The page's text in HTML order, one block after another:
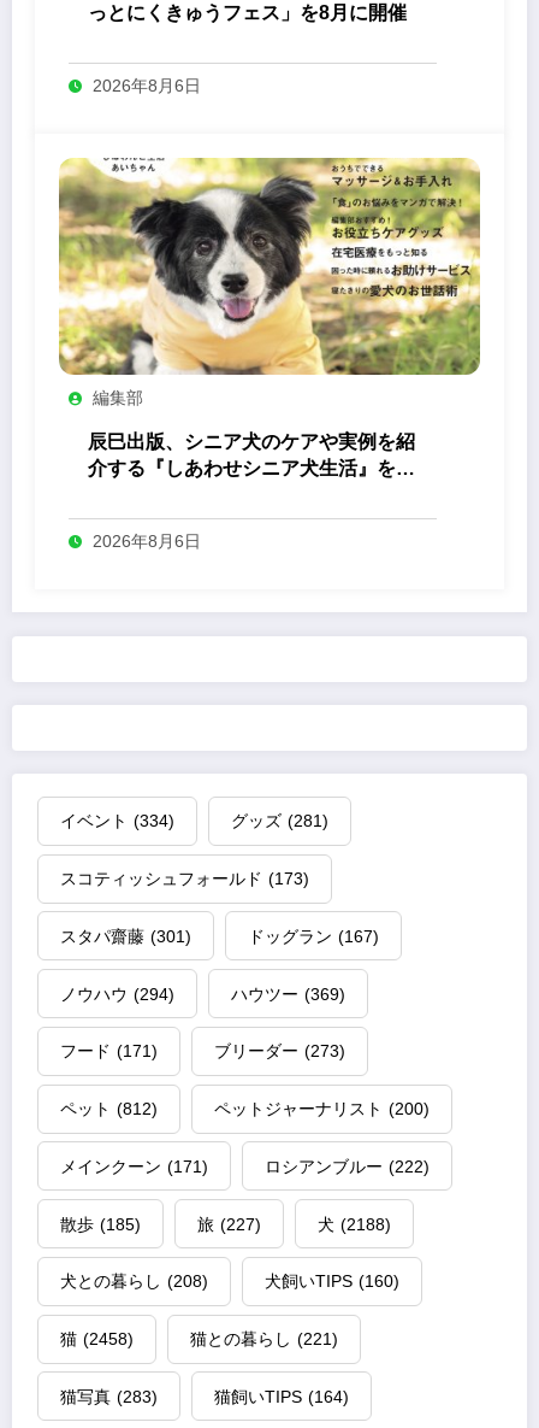
っとにくきゅうフェス」を8月に開催
2026年8月6日
編集部
辰巳出版、シニア犬のケアや実例を紹
介する『しあわせシニア犬生活』を発
2026年8月6日
イベント (334) グッズ (281)
スコティッシュフォールド (173)
スタパ齋藤 (301) ドッグラン (167)
ノウハウ (294) ハウツー (369)
フード (171) ブリーダー (273)
ペット (812) ペットジャーナリスト (200)
メインクーン (171) ロシアンブルー (222)
散歩 (185) 旅 (227) 犬 (2188)
犬との暮らし (208) 犬飼いTIPS (160)
猫 (2458) 猫との暮らし (221)
猫写真 (283) 猫飼いTIPS (164)